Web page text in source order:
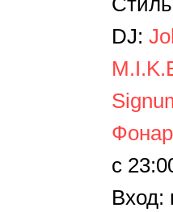
DJ:
c
Вход: